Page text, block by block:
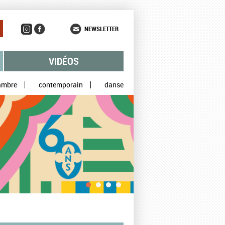
NEWSLETTER
VIDÉOS
contemporain danse